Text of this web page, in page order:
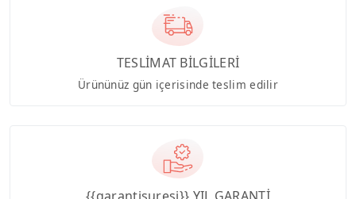
TESLİMAT BİLGİLERİ
Ürününüz gün içerisinde teslim edilir